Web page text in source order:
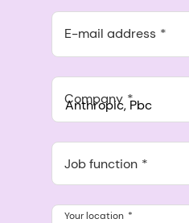
E-mail address
Company
548 Market St Pmb 90375,
Job function
Your location